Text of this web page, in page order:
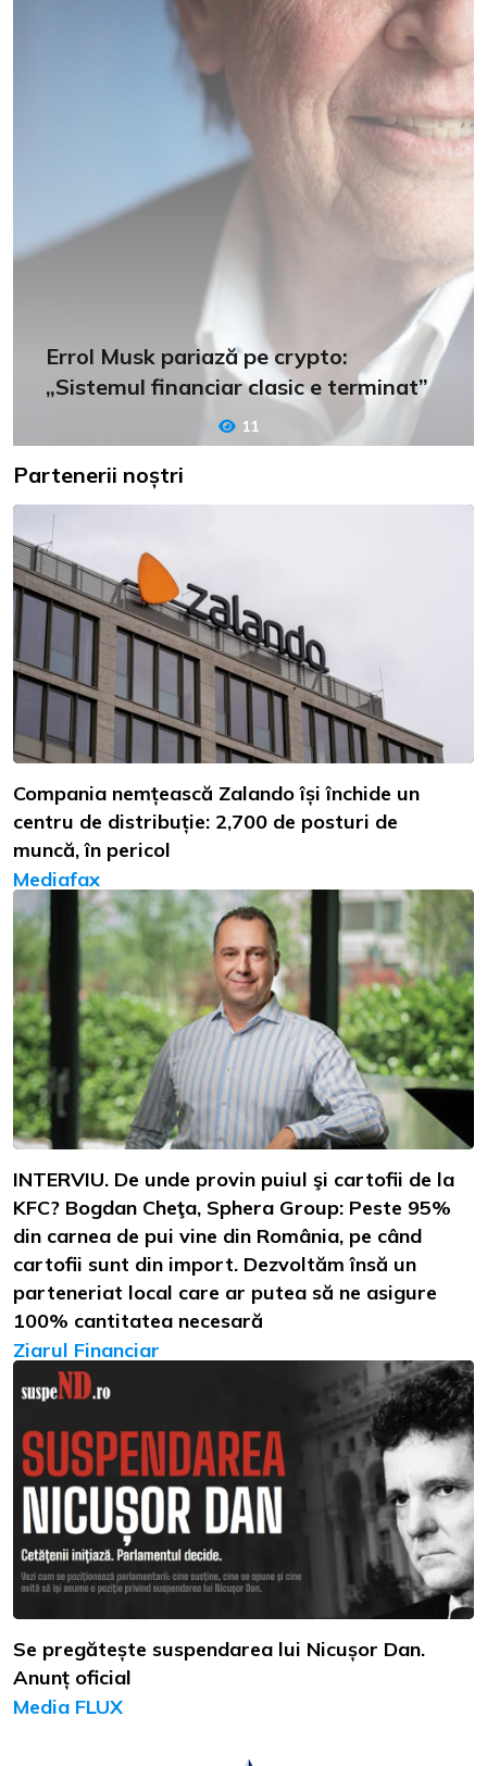
Errol Musk pariază pe crypto:
„Sistemul financiar clasic e terminat”
11
Partenerii noștri
Compania nemțească Zalando își închide un
centru de distribuție: 2,700 de posturi de
muncă, în pericol
Mediafax
INTERVIU. De unde provin puiul şi cartofii de la
KFC? Bogdan Cheţa, Sphera Group: Peste 95%
din carnea de pui vine din România, pe când
cartofii sunt din import. Dezvoltăm însă un
parteneriat local care ar putea să ne asigure
100% cantitatea necesară
Ziarul Financiar
Se pregătește suspendarea lui Nicușor Dan.
Anunț oficial
Media FLUX